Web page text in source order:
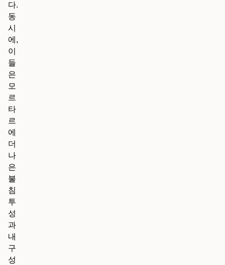
다.
동
시
에,
이
들
은
모
르
타
르
에
더
나
은
불
침
투
성
과
내
구
성